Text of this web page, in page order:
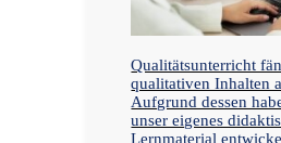
Qualitätsunterricht
qualitativen Inhalten
Aufgrund dessen
unser eigenes
Lernmaterial